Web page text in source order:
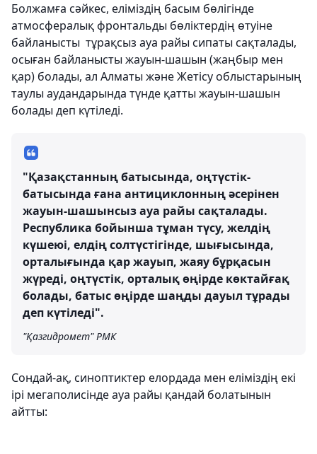
Болжамға сәйкес, еліміздің басым бөлігінде
атмосфералық фронтальды бөліктердің өтуіне
байланысты тұрақсыз ауа райы сипаты сақталады,
осыған байланысты жауын-шашын (жаңбыр мен
қар) болады, ал Алматы және Жетісу облыстарының
таулы аудандарында түнде қатты жауын-шашын
болады деп күтіледі.
"Қазақстанның батысында, оңтүстік-
батысында ғана антициклонның әсерінен
жауын-шашынсыз ауа райы сақталады.
Республика бойынша тұман түсу, желдің
күшеюі, елдің солтүстігінде, шығысында,
орталығында қар жауып, жаяу бұрқасын
жүреді, оңтүстік, орталық өңірде көктайғақ
болады, батыс өңірде шаңды дауыл тұрады
деп күтіледі".
"Қазгидромет" РМК
Сондай-ақ, синоптиктер елордада мен еліміздің екі
ірі мегаполисінде ауа райы қандай болатынын
айтты: